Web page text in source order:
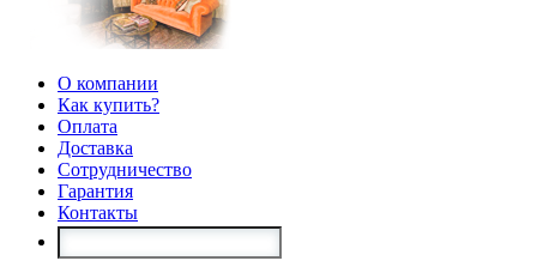
О компании
Как купить?
Оплата
Доставка
Сотрудничество
Гарантия
Контакты